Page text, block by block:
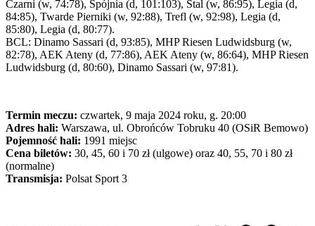
Czarni (w, 74:78), Spójnia (d, 101:103), Stal (w, 86:95), Legia (d,
84:85), Twarde Pierniki (w, 92:88), Trefl (w, 92:98), Legia (d,
85:80), Legia (d, 80:77).
BCL: Dinamo Sassari (d, 93:85), MHP Riesen Ludwidsburg (w,
82:78), AEK Ateny (d, 77:86), AEK Ateny (w, 86:64), MHP Riesen
Ludwidsburg (d, 80:60), Dinamo Sassari (w, 97:81).
Termin meczu: czwartek, 9 maja 2024 roku, g. 20:00
Adres hali: Warszawa, ul. Obrońców Tobruku 40 (OSiR Bemowo)
Pojemność hali: 1991 miejsc
Cena biletów: 30, 45, 60 i 70 zł (ulgowe) oraz 40, 55, 70 i 80 zł
(normalne)
Transmisja: Polsat Sport 3